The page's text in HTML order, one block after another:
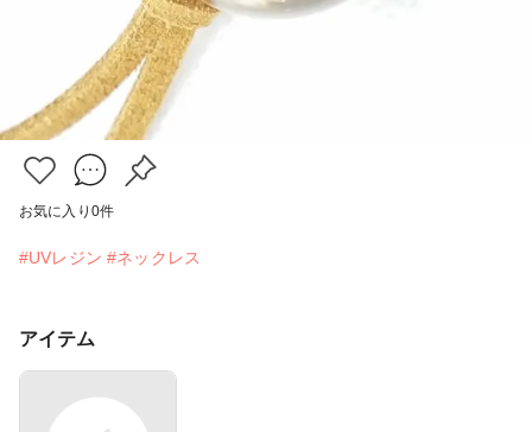
お気に入り 0件
#UVレジン #ネックレス
アイテム